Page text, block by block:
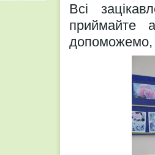
Всі
приймайте